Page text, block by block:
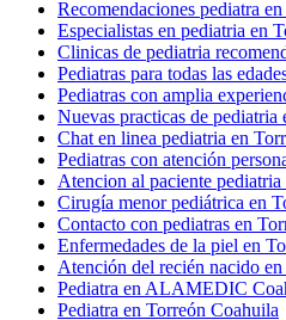
Recomendaciones pediatra
Especialistas en pediatria en
Clinicas de pediatria
Pediatras para todas las
Pediatras con amplia
Nuevas practicas de pediatria
Chat en linea pediatria en
Pediatras con atención
Atencion al paciente pediatria
Cirugía menor pediátrica en
Contacto con pediatras en
Enfermedades de la piel en
Atención del recién nacido
Pediatra en ALAMEDIC
Pediatra en Torreón Coahuila